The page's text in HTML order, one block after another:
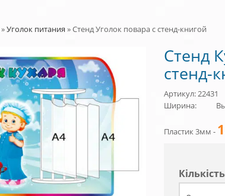
»Уголок питания »Стенд Уголок повара с стенд-книгой
Стенд
стенд-
Артикул: 22431
Ширина:
Пластик 3мм -